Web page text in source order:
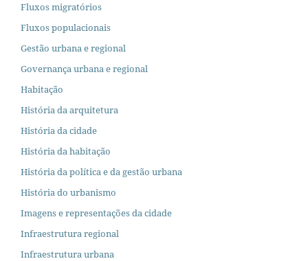
Fluxos migratórios
Fluxos populacionais
Gestão urbana e regional
Governança urbana e regional
Habitação
História da arquitetura
História da cidade
História da habitação
História da política e da gestão urbana
História do urbanismo
Imagens e representações da cidade
Infraestrutura regional
Infraestrutura urbana